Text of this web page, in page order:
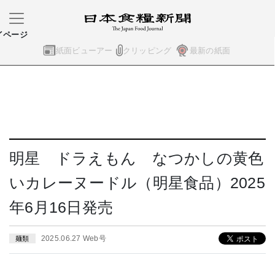
紙面ビューアー クリッピング 最新の紙面
ページ
明星 ドラえもん なつかしの黄色
いカレーヌードル（明星食品）2025
年6月16日発売
麺類 2025.06.27 Web号